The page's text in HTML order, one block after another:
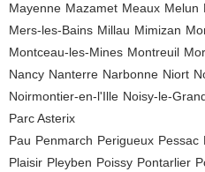
Mayenne Mazamet Meaux Melun
Mers-les-Bains Millau Mimizan
Montceau-les-Mines Montreuil
Nancy Nanterre Narbonne Niort
Noirmontier-en-l'Ille Noisy-le-
Parc Asterix
Pau Penmarch Perigueux Pessac
Plaisir Pleyben Poissy Pontarlier